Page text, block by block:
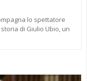
lo spettatore
di Giulio Ubio, un